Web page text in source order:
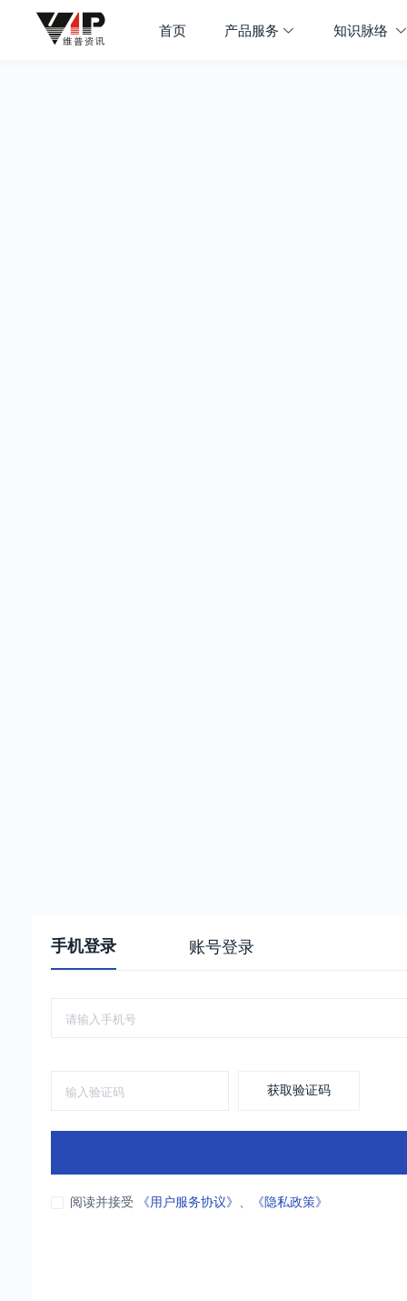
首页 产品服务 知识脉络
手机登录 账号登录
获取验证码
阅读并接受 《用户服务协议》 、 《隐私政策》